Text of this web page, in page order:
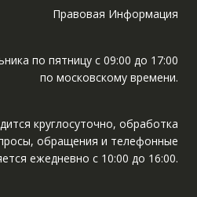
Правовая Информация
по пятницу с 09:00 до 17:00
по московскому времени.
круглосуточно, обработка
обращения и телефонные
ежедневно с 10:00 до 16:00.